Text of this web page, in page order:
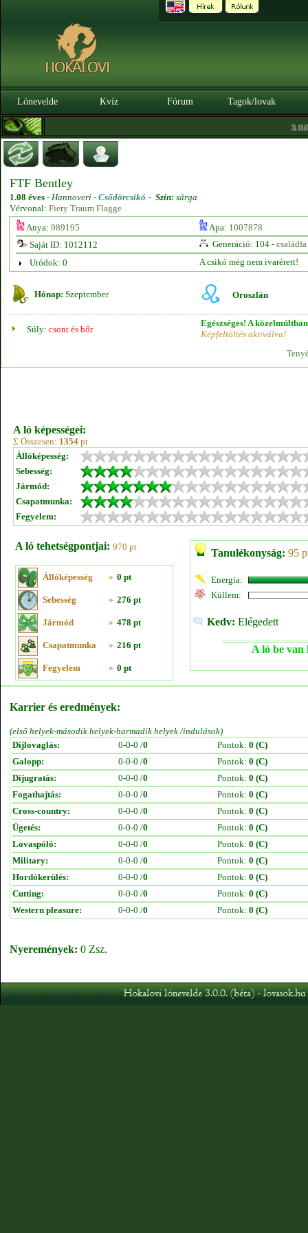
Lónevelde Kvíz Fórum Tagok/lovak
3.0.0.
FTF Bentley
1.08 éves - Hannoveri - Csődörcsikó - Szín: sárga
Vérvonal: Fiery Traum Flagge
Anya: 989195 Apa: 1007878
Saját ID: 1012112
Generáció: 104 - családfa
Utódok: 0
A csikó még nem ivarérett!
Hónap: Szeptember Oroszlán
Súly: csont és bőr
Egészséges! A
Képfeltöltés aktiválva!
A ló képességei:
Σ Összesen: 1354 pt
Állóképesség:
Sebesség:
Jármód:
Csapatmunka:
Fegyelem:
A ló tehetségpontjai: 970 pt
Állóképesség » 0 pt
Sebesség » 276 pt
Jármód » 478 pt
Csapatmunka » 216 pt
Fegyelem » 0 pt
Tanulékonyság: 95
Energia:
Küllem:
Kedv: Elégedett
A ló be van
Karrier és eredmények:
(első helyek-második helyek-harmadik helyek /indulások)
Díjlovaglás:
0-0-0 /0 Pontok: 0 (C)
Galopp:
0-0-0 /0 Pontok: 0 (C)
Díjugratás:
0-0-0 /0 Pontok: 0 (C)
Fogathajtás:
0-0-0 /0 Pontok: 0 (C)
Cross-country:
0-0-0 /0 Pontok: 0 (C)
Ügetés:
0-0-0 /0 Pontok: 0 (C)
Lovaspóló:
0-0-0 /0 Pontok: 0 (C)
Military:
0-0-0 /0 Pontok: 0 (C)
Hordókerülés:
0-0-0 /0 Pontok: 0 (C)
Cutting:
0-0-0 /0 Pontok: 0 (C)
Western pleasure:
0-0-0 /0 Pontok: 0 (C)
Nyeremények: 0 Zsz.